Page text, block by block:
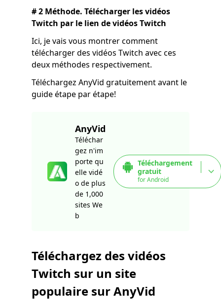
# 2 Méthode. Télécharger les vidéos
Twitch par le lien de vidéos Twitch
Ici, je vais vous montrer comment
télécharger des vidéos Twitch avec ces
deux méthodes respectivement.
Téléchargez AnyVid gratuitement avant le
guide étape par étape!
AnyVid
Téléchar
gez n'im
porte qu
elle vidé
o de plus
de 1,000
sites We
b
Téléchargement
gratuit
for Android
Téléchargez des vidéos
Twitch sur un site
populaire sur AnyVid